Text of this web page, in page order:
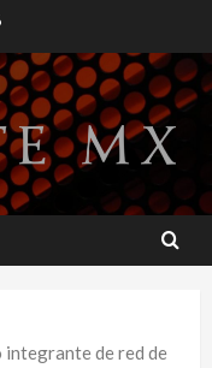
integrante de red de